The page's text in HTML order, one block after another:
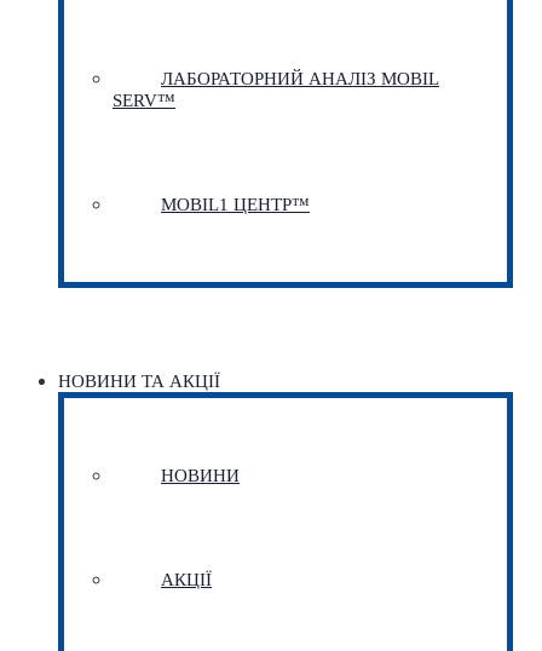
ЛАБОРАТОРНИЙ АНАЛІЗ MOBIL
SERV™
MOBIL1 ЦЕНТР™​
НОВИНИ ТА АКЦІЇ
НОВИНИ
АКЦІЇ